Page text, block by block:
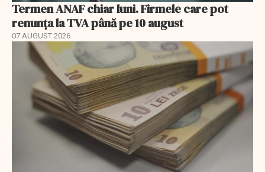
Termen ANAF chiar luni. Firmele care pot
renunța la TVA până pe 10 august
07 AUGUST 2026